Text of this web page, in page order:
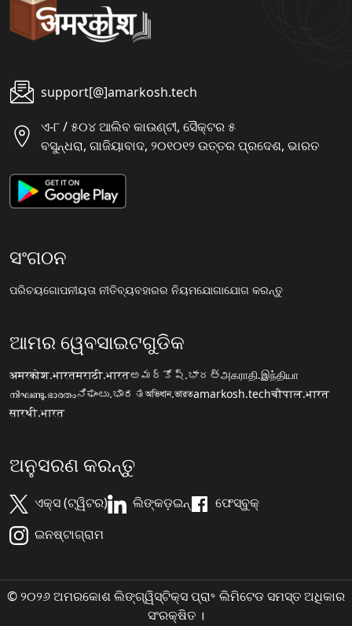
support[@]amarkosh.tech
ଏ-୮ / ୫୦୪ ଆଲିବ କାଉଣ୍ଟୀ, ସୈକ୍ଟର ୫
ବସୁନ୍ଧରା, ଗାଜିୟାବାଦ, ୨୦୧୦୧୨ ଉତ୍ତର ପ୍ରଦେଶ, ଭାରତ
ସଂଗଠନ
ପରିଚୟଗୋପନୀୟତା ନୀତିବ୍ୟବହାରର ନିୟମଯୋଗାଯୋଗ କରନ୍ତୁ
ଆମର ୱେବସାଇଟଗୁଡିକ
अमरकोश.भारतमराठी.भारतఅమర్కోష్.భారత్அகராதி.இந்தியா
നിഘണ്ടു.ഭാരതംನಿಘಂಟು.ಭಾರತঅভিধান.ভারতamarkosh.techचौपाल.भारत
सारथी.भारत
ଅନୁସରଣ କରନ୍ତୁ
ଏକ୍ସ (ଟ୍ୱିଟର) ଲିଙ୍କଡ଼ଇନ୍
ଫେସ୍ବୁକ୍
ଇନଷ୍ଟାଗ୍ରାମ
© ୨୦୨୬ ଅମରକୋଶ ଲିଙ୍ଗ୍ୱିସ୍ଟିକ୍ସ ପ୍ରା॰ ଲିମିଟେଡ ସମସ୍ତ ଅଧିକାର
ସଂରକ୍ଷିତ ।